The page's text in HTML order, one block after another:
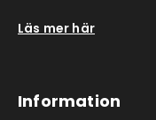
Läs mer här
Information